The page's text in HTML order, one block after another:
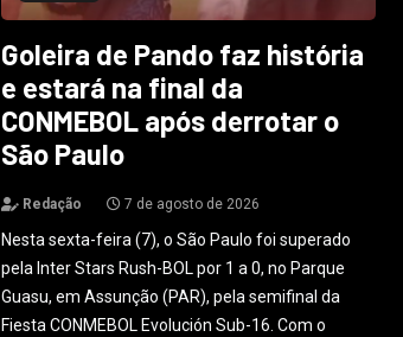
Goleira de Pando faz história
e estará na final da
CONMEBOL após derrotar o
São Paulo
Redação 7 de agosto de 2026
Nesta sexta-feira (7), o São Paulo foi superado
pela Inter Stars Rush-BOL por 1 a 0, no Parque
Guasu, em Assunção (PAR), pela semifinal da
Fiesta CONMEBOL Evolución Sub-16. Com o